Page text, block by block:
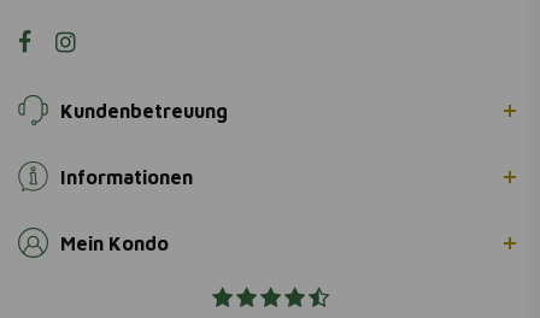
Kundenbetreuung
Informationen
Mein Kondo